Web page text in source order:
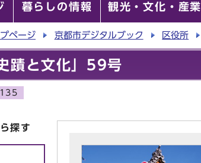
暮らしの情報 観光・文化・産業
プページ 京都市デジタルブック 区役所
蹟と文化」59号
探す